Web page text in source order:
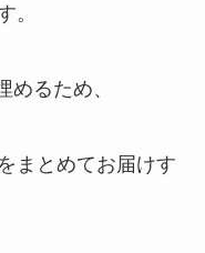
。
めるため、
まとめてお届けす